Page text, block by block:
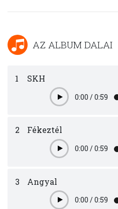
AZ ALBUM DALAI
1 SKH
Play0:00 /0:59
2 Fékeztél
Play0:00 /0:59
3 Angyal
Play0:00 /0:59